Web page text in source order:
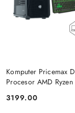
Komputer Pricemax
Procesor AMD
512GB Win 11 PRO
Cena:
3199.00